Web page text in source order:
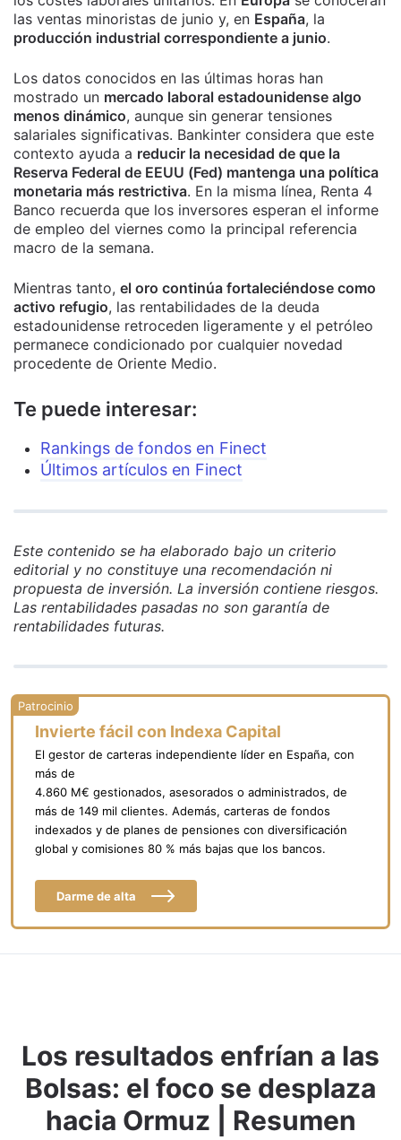
las ventas minoristas de junio y, en España, la
producción industrial correspondiente a junio.
Los datos conocidos en las últimas horas han
mostrado un mercado laboral estadounidense algo
menos dinámico, aunque sin generar tensiones
salariales significativas. Bankinter considera que este
contexto ayuda a reducir la necesidad de que la
Reserva Federal de EEUU (Fed) mantenga una política
monetaria más restrictiva. En la misma línea, Renta 4
Banco recuerda que los inversores esperan el informe
de empleo del viernes como la principal referencia
macro de la semana.
Mientras tanto, el oro continúa fortaleciéndose como
activo refugio, las rentabilidades de la deuda
estadounidense retroceden ligeramente y el petróleo
permanece condicionado por cualquier novedad
procedente de Oriente Medio.
Te puede interesar:
Rankings de fondos en Finect
Últimos artículos en Finect
Este contenido se ha elaborado bajo un criterio
editorial y no constituye una recomendación ni
propuesta de inversión. La inversión contiene riesgos.
Las rentabilidades pasadas no son garantía de
rentabilidades futuras.
Invierte fácil con Indexa Capital
El gestor de carteras independiente líder en España, con
más de
4.860 M€ gestionados, asesorados o administrados, de
más de 149 mil clientes. Además, carteras de fondos
indexados y de planes de pensiones con diversificación
global y comisiones 80 % más bajas que los bancos.
Darme de alta
Los resultados enfrían a las
Bolsas: el foco se desplaza
hacia Ormuz | Resumen